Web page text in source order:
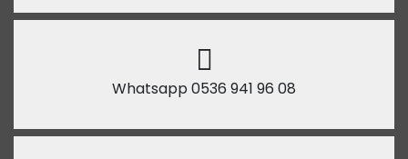
Whatsapp 0536 941 96 08